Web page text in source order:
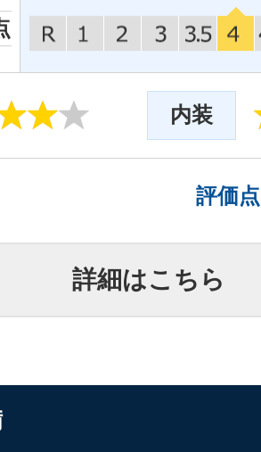
内装
評価
詳細はこちら